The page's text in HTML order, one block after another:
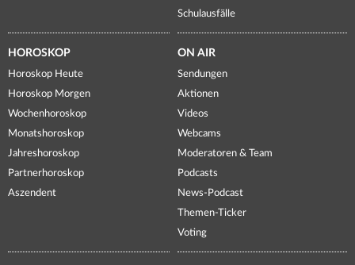
Schulausfälle
HOROSKOP
Horoskop Heute
Horoskop Morgen
Wochenhoroskop
Monatshoroskop
Jahreshoroskop
Partnerhoroskop
Aszendent
ON AIR
Sendungen
Aktionen
Videos
Webcams
Moderatoren & Team
Podcasts
News-Podcast
Themen-Ticker
Voting